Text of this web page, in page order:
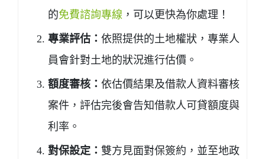
的免費諮詢專線 ，可以更快為你處理！
專業評估： 依照提供的土地權狀，專業人
員會針對土地的狀況進行估價。
額度審核： 依估價結果及借款人資料審核
案件，評估完後會告知借款人可貸額度與
利率。
對保設定： 雙方見面對保簽約，並至地政